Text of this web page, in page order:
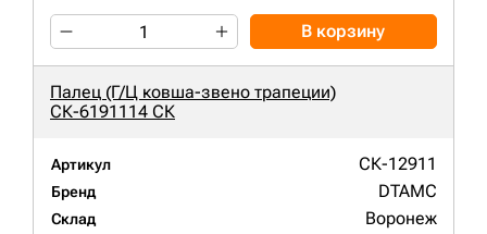
В корзину
Палец (Г/Ц ковша-звено трапеции)
СК-6191114 СК
Артикул СК-12911
Бренд DTAMC
Склад Воронеж